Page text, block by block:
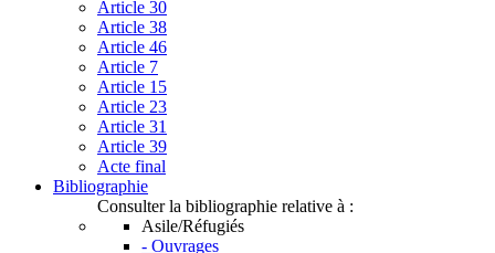
Article 30
Article 38
Article 46
Article 7
Article 15
Article 23
Article 31
Article 39
Acte final
Bibliographie
Consulter la bibliographie relative à :
Asile/Réfugiés
- Ouvrages